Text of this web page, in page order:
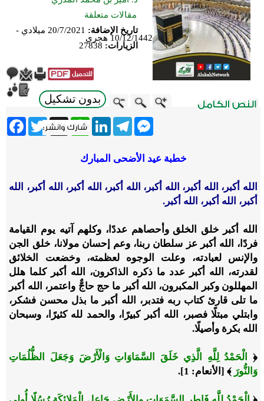
مقالات متعلقة
تاريخ الإضافة:
20/7/2021 ميلادي -
10/12/1442 هجري
الزيارات: 27838
بدون تشكيل
Twitter X
WhatsApp
LinkedInTelegram
Messenger
خطبة عيد الأضحى المبارك
الله أكبر، الله أكبر، الله أكبر، الله أكبر، الله أكبر، الله أكبر، الله
أكبر، الله أكبر، الله أكبر.
الله أكبر خلق الخلق وأحصاهم عددًا، وكلهم آتيه يوم القيامة
فردًا، الله أكبر عز سلطان ربنا، وعم إحسان مولانا، خلق الجن
والإنس لعبادته، وعلت الوجوه لعظمته، وخضعت الخلائق
لقدرته، الله أكبر عدد ما ذكره الذاكرون، الله أكبر كلما هلل
المهللون وكبر المكبرون، الله أكبر ما حج حاجٌّ واعتمر، الله أكبر
ما تلى قارئ كتاب ربه فتدبر، الله أكبر ما بذل محسن فشكر،
وابتلي مبتلًا فصبر، الله أكبر كبيرًا، والحمد لله كثيرًا، وسبحان
الله بكرة وأصيلًا.
﴿
الْحَمْدُ لِلَّهِ الَّذِي خَلَقَ السَّمَاوَاتِ وَالْأَرْضَ وَجَعَلَ الظُّلُمَاتِ
وَالنُّورَ ﴾ [الأنعام: 1] .